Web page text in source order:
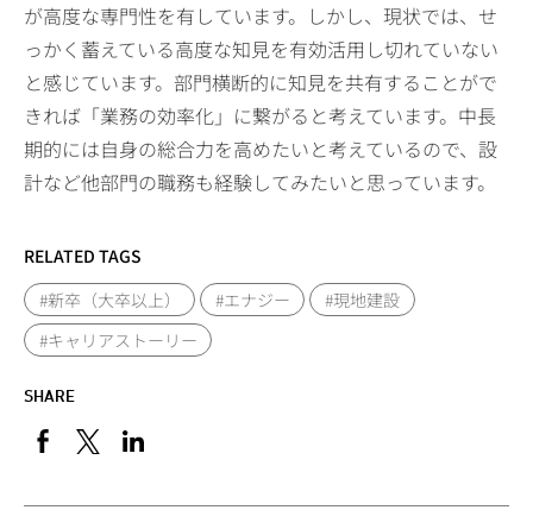
が高度な専門性を有しています。しかし、現状では、せ
っかく蓄えている高度な知見を有効活用し切れていない
と感じています。部門横断的に知見を共有することがで
きれば「業務の効率化」に繋がると考えています。中長
期的には自身の総合力を高めたいと考えているので、設
計など他部門の職務も経験してみたいと思っています。
RELATED TAGS
SHARE
#新卒（大卒以上） #エナジー
#現地建設
#キャリアストーリー